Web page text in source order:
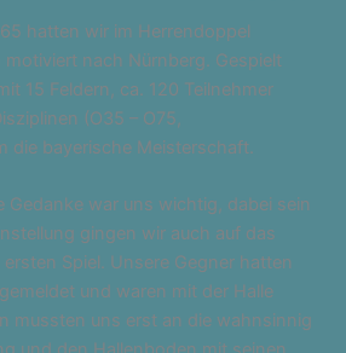
hatten wir im Herrendoppel
nach Nürnberg. Gespielt
15 Feldern, ca. 120 Teilnehmer
(O35 – O75,
die bayerische Meisterschaft.
Gedanke war uns wichtig, dabei sein
gingen wir auch auf das
Spiel. Unsere Gegner hatten
und waren mit der Halle
mussten uns erst an die wahnsinnig